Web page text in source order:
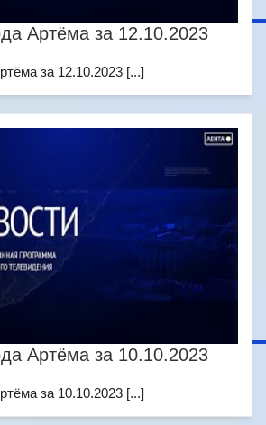
Артёма за 12.10.2023
за 12.10.2023 [...]
Артёма за 10.10.2023
за 10.10.2023 [...]